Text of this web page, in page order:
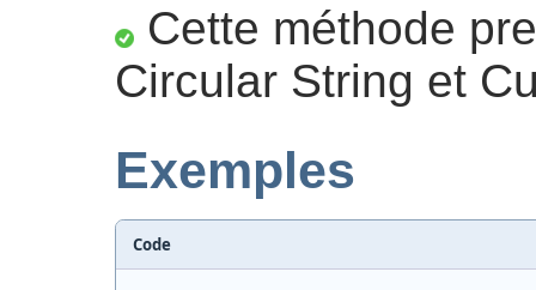
Cette méthode
Circular String et
Exemples
Code